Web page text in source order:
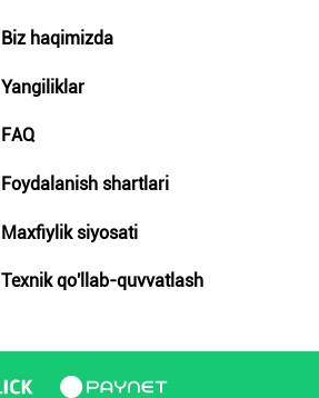
Biz haqimizda
Yangiliklar
FAQ
Foydalanish shartlari
Maxfiylik siyosati
Texnik qo'llab-quvvatlash